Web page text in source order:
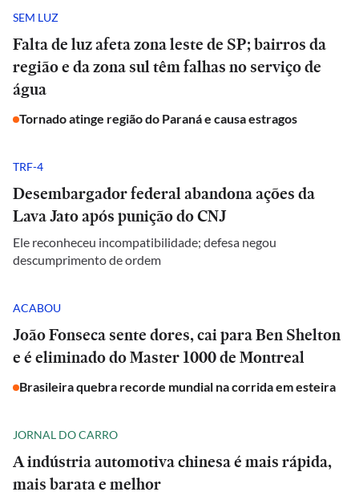
SEM LUZ
Falta de luz afeta zona leste de SP; bairros da
região e da zona sul têm falhas no serviço de
água
Tornado atinge região do Paraná e causa estragos
TRF-4
Desembargador federal abandona ações da
Lava Jato após punição do CNJ
Ele reconheceu incompatibilidade; defesa negou
descumprimento de ordem
ACABOU
João Fonseca sente dores, cai para Ben Shelton
e é eliminado do Master 1000 de Montreal
Brasileira quebra recorde mundial na corrida em esteira
JORNAL DO CARRO
A indústria automotiva chinesa é mais rápida,
mais barata e melhor